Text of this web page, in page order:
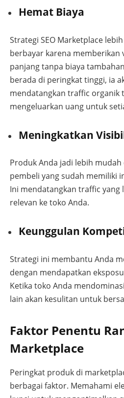
Hemat Biaya
Strategi SEO Marketplace
berbayar karena memberikan
panjang tanpa biaya
berada di peringkat tinggi, ia
mendatangkan traffic organik
mengeluarkan uang untuk
Meningkatkan
Produk Anda jadi lebih
pembeli yang sudah memiliki
Ini mendatangkan traffic yang
relevan ke toko Anda.
Keunggulan
Strategi ini membantu Anda
dengan mendapatkan
Ketika toko Anda
lain akan kesulitan untuk
Faktor Penentu
Marketplace
Peringkat produk di
berbagai faktor. Memahami